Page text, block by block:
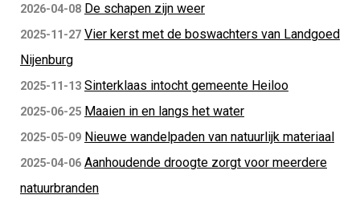
2026-04-08 De schapen zijn weer
2025-11-27 Vier kerst met de boswachters van Landgoed
Nijenburg
2025-11-13 Sinterklaas intocht gemeente Heiloo
2025-06-25 Maaien in en langs het water
2025-05-09 Nieuwe wandelpaden van natuurlijk materiaal
2025-04-06 Aanhoudende droogte zorgt voor meerdere
natuurbranden